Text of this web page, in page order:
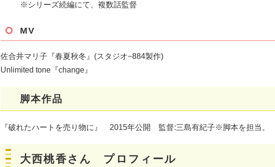
※シリーズ続編にて、複数話監督
MV
佐合井マリ子『春夏秋冬』(スタジオ−884製作)
Unlimited tone『change』
脚本作品
『破れたハートを売り物に』 2015年公開 監督:三島有紀子※脚本を担当。
大西桃香さん プロフィール